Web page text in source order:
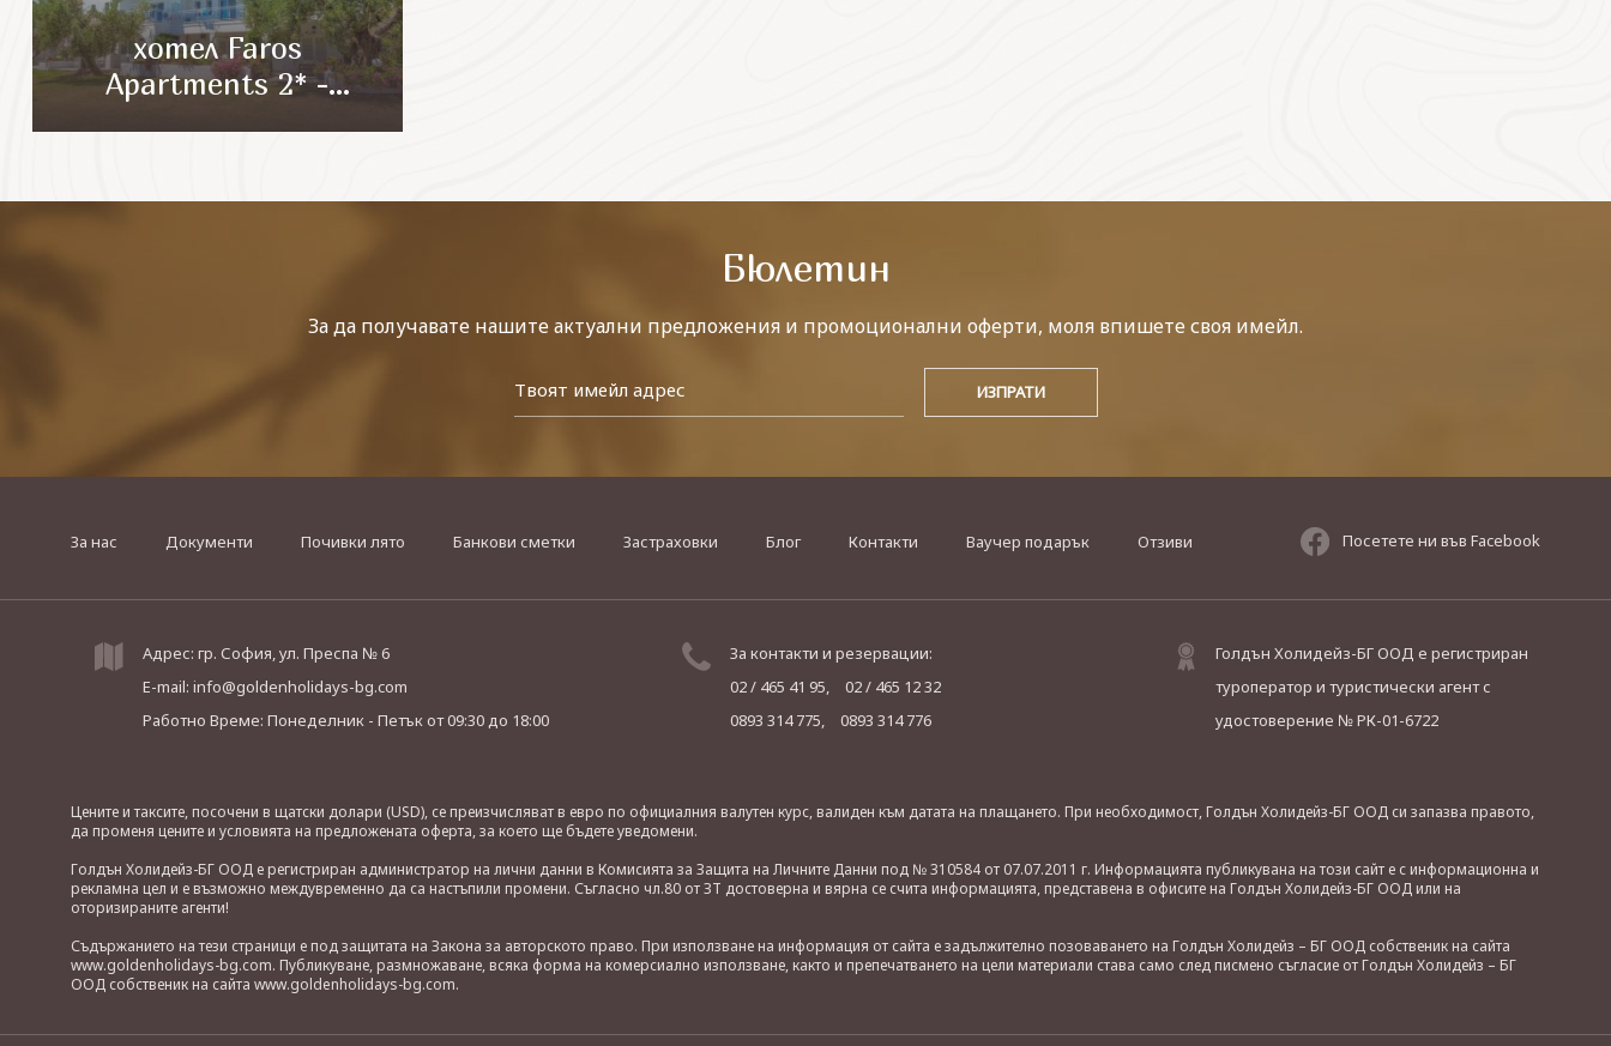
хотел Faros
Apartments 2* -
Бюлетин
За да получавате нашите актуални предложения и промоционални оферти, моля впишете своя имейл.
За нас Документи Почивки лято Банкови сметки Застраховки Блог Контакти Ваучер подарък Отзиви Посетете ни във Facebook
Адрес: гр. София, ул. Преспа № 6
E-mail: info@goldenholidays-bg.com
Работно Време: Понеделник - Петъкот 09:30 до 18:00
За контакти и резервации:
02 / 465 41 95,
02 / 465 12 32
0893 314 775,
0893 314 776
Голдън Холидейз-БГ ООД е регистриран
туроператор и туристически агент с
удостоверение № РК-01-6722
Цените и таксите, посочени в щатски долари (USD), се преизчисляват в евро по официалния валутен курс, валиден към датата на плащането. При необходимост, Голдън Холидейз-БГ ООД си запазва правото,
да променя цените и условията на предложената оферта, за което ще бъдете уведомени.
Голдън Холидейз-БГ ООД е регистриран администратор на лични данни в Комисията за Защита на Личните Данни под № 310584 от 07.07.2011 г. Информацията публикувана на този сайт е с информационна и
рекламна цел и е възможно междувременно да са настъпили промени. Съгласно чл.80 от ЗТ достоверна и вярна се счита информацията, представена в офисите на Голдън Холидейз-БГ ООД или на
оторизираните агенти!
Съдържанието на тези страници е под защитата на Закона за авторското право. При използване на информация от сайта е задължително позоваването на Голдън Холидейз – БГ ООД собственик на сайта
www.goldenholidays-bg.com. Публикуване, размножаване, всяка форма на комерсиално използване, както и препечатването на цели материали става само след писмено съгласие от Голдън Холидейз – БГ
ООД собственик на сайта www.goldenholidays-bg.com.